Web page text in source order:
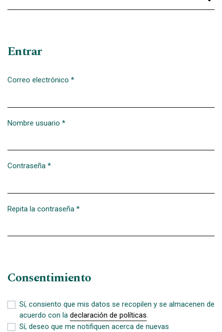
Entrar
Correo electrónico *
Nombre usuario *
Contraseña *
Repita la contraseña *
Consentimiento
Sí, consiento que mis datos se recopilen y se almacenen de
acuerdo con la declaración de políticas.
Sí, deseo que me notifiquen acerca de nuevas